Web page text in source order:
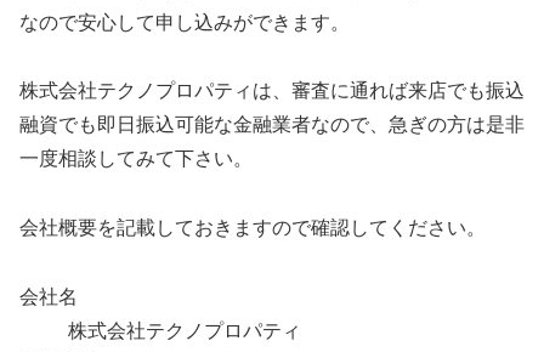
なので安心して申し込みができます。
株式会社テクノプロパティは、審査に通れば来店でも振込
融資でも即日振込可能な金融業者なので、急ぎの方は是非
一度相談してみて下さい。
会社概要を記載しておきますので確認してください。
会社名
株式会社テクノプロパティ